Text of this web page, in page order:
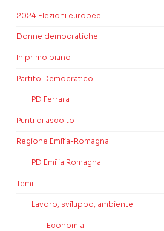
2024 Elezioni europee
Donne democratiche
In primo piano
Partito Democratico
PD Ferrara
Punti di ascolto
Regione Emilia-Romagna
PD Emilia Romagna
Temi
Lavoro, sviluppo, ambiente
Economia